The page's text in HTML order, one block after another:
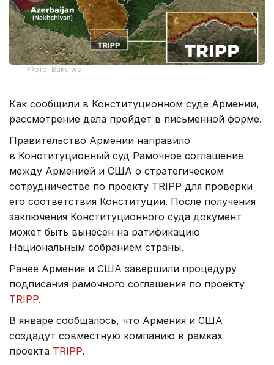
Фото: Baku.ws
Как сообщили в Конституционном суде Армении,
рассмотрение дела пройдет в письменной форме.
Правительство Армении направило
в Конституционный суд Рамочное соглашение
между Арменией и США о стратегическом
сотрудничестве по проекту TRIPP для проверки
его соответствия Конституции. После получения
заключения Конституционного суда документ
может быть вынесен на ратификацию
Национальным собранием страны.
Ранее Армения и США завершили процедуру
подписания рамочного соглашения по проекту
TRIPP.
В январе сообщалось, что Армения и США
создадут совместную компанию в рамках
проекта TRIPP.